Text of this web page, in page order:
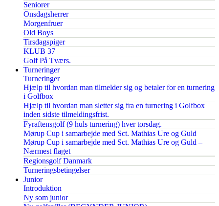
Seniorer
Onsdagsherrer
Morgenfruer
Old Boys
Tirsdagspiger
KLUB 37
Golf På Tværs.
Turneringer
Turneringer
Hjælp til hvordan man tilmelder sig og betaler for en turnering
i Golfbox
Hjælp til hvordan man sletter sig fra en turnering i Golfbox
inden sidste tilmeldingsfrist.
Fyraftensgolf (9 huls turnering) hver torsdag.
Mørup Cup i samarbejde med Sct. Mathias Ure og Guld
Mørup Cup i samarbejde med Sct. Mathias Ure og Guld –
Nærmest flaget
Regionsgolf Danmark
Turneringsbetingelser
Junior
Introduktion
Ny som junior